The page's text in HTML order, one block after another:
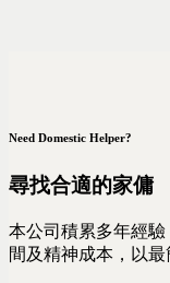
Need Domestic Helper?
尋找合適的家傭
本公司積累多年經
間及精神成本，以